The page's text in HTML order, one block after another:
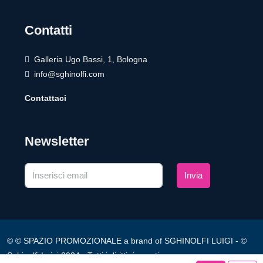
Contatti
Galleria Ugo Bassi, 1, Bologna
info@sghinolfi.com
Contattaci
Newsletter
Invia
© © SPAZIO PROMOZIONALE a brand of SGHINOLFI LUIGI - ©
Sghinolfi Luigi 2024 - Tutti i diritti riservati